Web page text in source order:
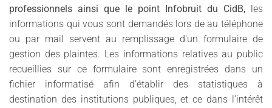
professionnels ainsi que le point Infobruit du CidB, les
informations qui vous sont demandés lors de au téléphone
ou par mail servent au remplissage d'un formulaire de
gestion des plaintes. Les informations relatives au public
recueillies sur ce formulaire sont enregistrées dans un
fichier informatisé afin d’établir des statistiques à
destination des institutions publiques, et ce dans l’intérêt